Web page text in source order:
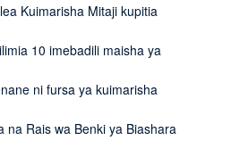
Kuimarisha Mitaji kupitia
10 imebadili maisha ya
ni fursa ya kuimarisha
na Rais wa Benki ya Biashara